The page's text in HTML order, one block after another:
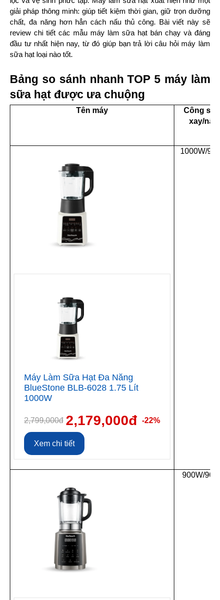
giải pháp thông minh: giúp tiết kiệm thời gian, giữ trọn dưỡng
chất, đa năng hơn hẳn cách nấu thủ công. Bài viết này sẽ
review chi tiết các mẫu máy làm sữa hạt bán chạy và đáng
đầu tư nhất hiện nay, từ đó giúp bạn trả lời câu hỏi máy làm
sữa hạt loại nào tốt.
Bảng so sánh nhanh TOP 5 máy làm
sữa hạt được ưa chuộng
Tên máy
Công
xay/nấu
Máy Làm Sữa Hạt Đa Năng
BlueStone BLB-6028 1.75 Lít
1000W
2,799,000đ 2,179,000đ -22%
Xem chi tiết
1000W/
900W/